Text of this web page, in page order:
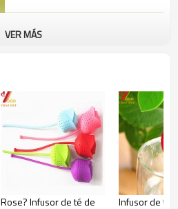
VER MÁS
Rose? Infusor de té de
Infusor de té